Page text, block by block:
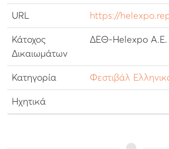
URL https://
Κάτοχος
Δικαιωμάτων
ΔΕΘ-Helexpo Α.Ε.
Κατηγορία Φεστιβάλ
Ηχητικά